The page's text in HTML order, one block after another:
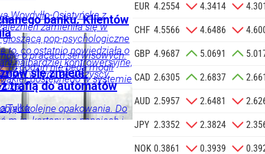
o.o. w imieniu
zlecenie jej
SIĘ
Woydyłło-Osiatyńska z
zamieniła się w
pop-psychologiczne
to, co ostatnio powiedziała o
najbardziej kontrowersyjne,
w tym, że wszyscy
Tylko
banku. Klientów
o pracach serwisowych.
10 godzin nie będą mogli
dostępnego w systemie
się zmieni.
trafią do automatów
kolejne opakowania. Do
m.in. kartony po napojach i
EUR 4.2554 4.3414
CHF 4.5566 4.6486
GBP 4.9687 5.0691
CAD 2.6305 2.6837
AUD 2.5957 2.6481
JPY 2.3352 2.3824
NOK 0.3861 0.3939